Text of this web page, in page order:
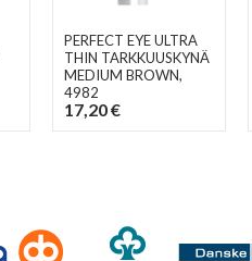
PERFECT EYE ULTRA
THIN TARKKUUSKYNÄ
MEDIUM BROWN,
4982
17,20 €